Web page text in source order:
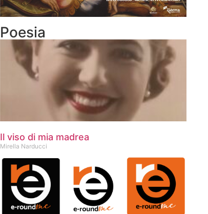
Poesia
Il viso di mia madrea
Mirella Narducci